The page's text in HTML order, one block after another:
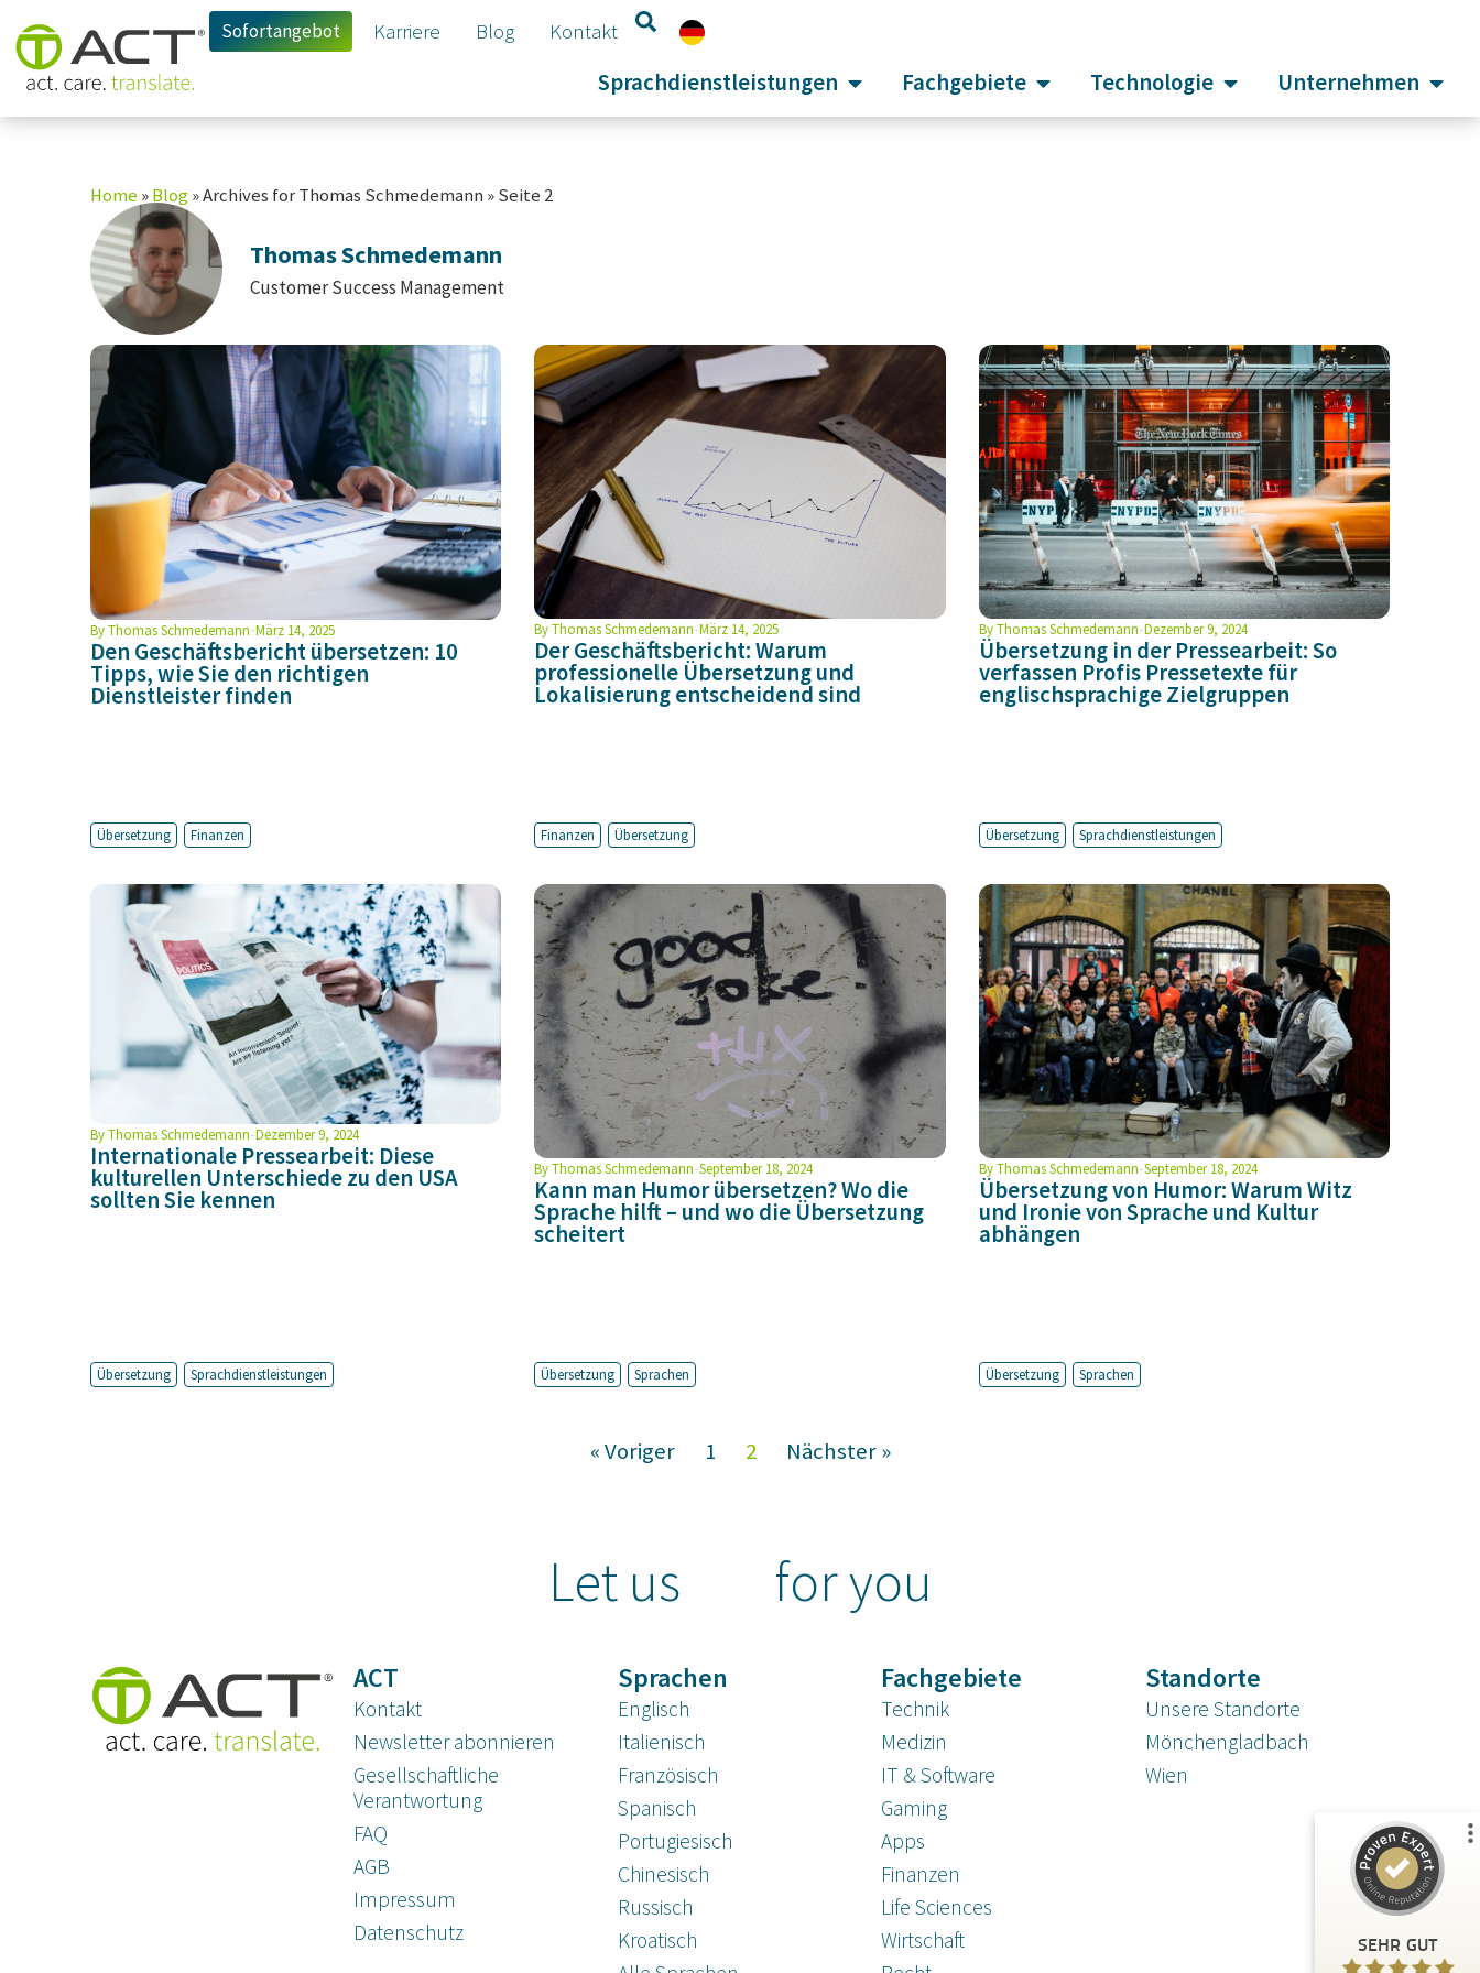
Sofortangebot Karriere Blog Kontakt
Sprachdienstleistungen Fachgebiete Technologie Unternehmen
Home »Blog»Archives for Thomas Schmedemann »Seite 2
Thomas Schmedemann
Customer Success Management
ByThomas Schmedemann März 14, 2025
Den Geschäftsbericht übersetzen: 10
Tipps, wie Sie den richtigen
Dienstleister finden
Übersetzung Finanzen
ByThomas Schmedemann März 14, 2025
Der Geschäftsbericht: Warum
professionelle Übersetzung und
Lokalisierung entscheidend sind
Finanzen Übersetzung
ByThomas Schmedemann Dezember 9, 2024
Übersetzung in der Pressearbeit: So
verfassen Profis Pressetexte für
englischsprachige Zielgruppen
Übersetzung Sprachdienstleistungen
ByThomas Schmedemann Dezember 9, 2024
Internationale Pressearbeit: Diese
kulturellen Unterschiede zu den USA
sollten Sie kennen
Übersetzung Sprachdienstleistungen
ByThomas Schmedemann September 18, 2024
Kann man Humor übersetzen? Wo die
Sprache hilft – und wo die Übersetzung
scheitert
Übersetzung Sprachen
ByThomas Schmedemann September 18, 2024
Übersetzung von Humor: Warum Witz
und Ironie von Sprache und Kultur
abhängen
Übersetzung Sprachen
« Voriger 1 2 Nächster »
Let us for you
ACT
Kontakt
Newsletter abonnieren
Gesellschaftliche
Verantwortung
FAQ
AGB
Impressum
Datenschutz­
Sprachen
Englisch
Italienisch
Französisch
Spanisch
Portugiesisch
Chinesisch
Russisch
Kroatisch
Fachgebiete
Technik
Medizin
IT & Software
Gaming
Apps
Finanzen
Life Sciences
Wirtschaft
Standorte
Unsere Standorte
Mönchen­gladbach
Wien
SEHR GUT
Kundenbewertungen und Erfahrungen zu
SEHR GUT
24
Bewertungen auf
ProvenExpert.com
Blick aufs ProvenExpert-Profil werfen